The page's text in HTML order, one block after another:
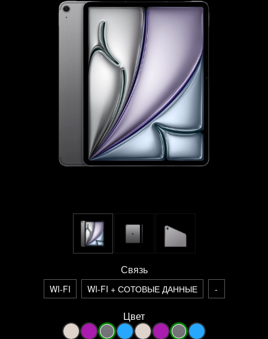
Связь
WI-FI WI-FI + СОТОВЫЕ ДАННЫЕ -
Цвет